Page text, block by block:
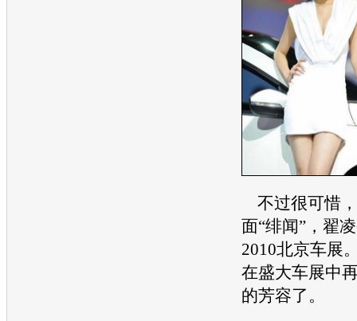
不过很可惜
面“绯闻”，翟
2010北京车展
在盛大车展中
的芳容了。